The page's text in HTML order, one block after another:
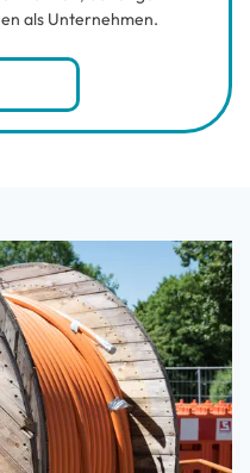
als Unternehmen.